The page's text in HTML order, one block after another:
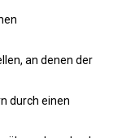
an denen der
durch einen